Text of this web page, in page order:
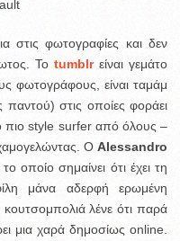
στις φωτογραφίες και δεν
To tumblrείναι γεμάτο
φωτογράφους, είναι ταμάμ
παντού) στις οποίες φοράει
πιο style surfer από όλους –
Ο Alessandro
οποίο σημαίνει ότι έχει τη
μάνα αδερφή ερωμένη
κουτσομπολιά λένε ότι παρά
μια χαρά δημοσίως online.